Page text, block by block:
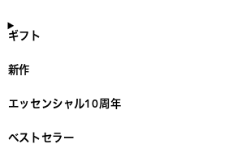
ギフト
新作
エッセンシャル10周年
ベストセラー